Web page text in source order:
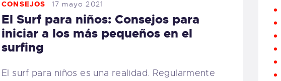
CONSEJOS 17 mayo 2021
El Surf para niños: Consejos para
iniciar a los más pequeños en el
surfing
El surf para niños es una realidad. Regularmente